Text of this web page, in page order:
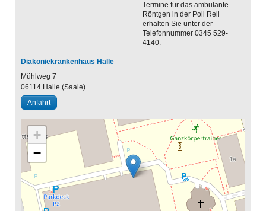
Termine für das ambulante
Röntgen in der Poli Reil
erhalten Sie unter der
Telefonnummer 0345 529-
4140.
Diakoniekrankenhaus Halle
Mühlweg 7
06114 Halle (Saale)
Anfahrt
+
−